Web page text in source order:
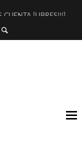
CUENTA [LIBRES!!!]
MONFORT
TEATRAL CLAUDIO
DEL TOMATAZO
#EXVITA
3.0] EN EXVITA
[RELATIVA